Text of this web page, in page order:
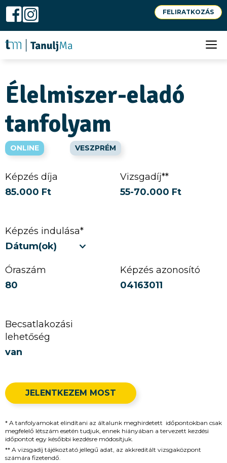
Kilépés
FELIRATKOZÁS
Élelmiszer-eladó
tanfolyam
ONLINE VESZPRÉM
Képzés díja
85.000 Ft
Vizsgadíj**
55-70.000 Ft
Képzés indulása*
Dátum(ok)
Óraszám
80
Képzés azonosító
04163011
Becsatlakozási
lehetőség
van
JELENTKEZEM MOST
* A tanfolyamokat elindítani az általunk meghirdetett időpontokban csak
megfelelő létszám esetén tudjuk, ennek hiányában a tervezett kezdési
időpontot egy későbbi kezdésre módosítjuk.
** A vizsgadíj tájékoztató jellegű adat, az akkreditált vizsgaközpont
számára fizetendő.